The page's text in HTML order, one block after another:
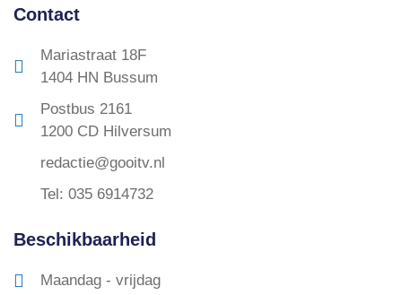
Contact
Mariastraat 18F
1404 HN Bussum
Postbus 2161
1200 CD Hilversum
redactie@gooitv.nl
Tel: 035 6914732
Beschikbaarheid
Maandag - vrijdag